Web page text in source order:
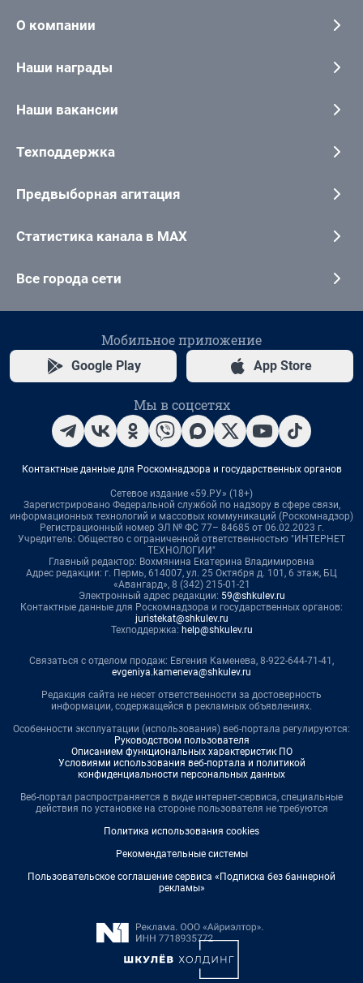
О компании
Наши награды
Наши вакансии
Техподдержка
Предвыборная агитация
Статистика канала в MAX
Все города сети
Мобильное приложение
Google Play App Store
Мы в соцсетях
Контактные данные для Роскомнадзора и государственных органов
Сетевое издание «59.РУ» (18+)
Зарегистрировано Федеральной службой по надзору в сфере связи,
информационных технологий и массовых коммуникаций (Роскомнадзор)
Регистрационный номер ЭЛ № ФС 77– 84685 от 06.02.2023 г.
Учредитель: Общество с ограниченной ответственностью "ИНТЕРНЕТ
ТЕХНОЛОГИИ"
Главный редактор: Вохмянина Екатерина Владимировна
Адрес редакции: г. Пермь, 614007, ул. 25 Октября д. 101, 6 этаж, БЦ
«Авангард», 8 (342) 215-01-21
Электронный адрес редакции: 59@shkulev.ru
Контактные данные для Роскомнадзора и государственных органов:
juristekat@shkulev.ru
Техподдержка: help@shkulev.ru
Связаться с отделом продаж: Евгения Каменева, 8-922-644-71-41,
evgeniya.kameneva@shkulev.ru
Редакция сайта не несет ответственности за достоверность
информации, содержащейся в рекламных объявлениях.
Особенности эксплуатации (использования) веб-портала регулируются:
Руководством пользователя
Описанием функциональных характеристик ПО
Условиями использования веб-портала и политикой
конфиденциальности персональных данных
Веб-портал распространяется в виде интернет-сервиса, специальные
действия по установке на стороне пользователя не требуются
Политика использования cookies
Рекомендательные системы
Пользовательское соглашение сервиса «Подписка без баннерной
рекламы»